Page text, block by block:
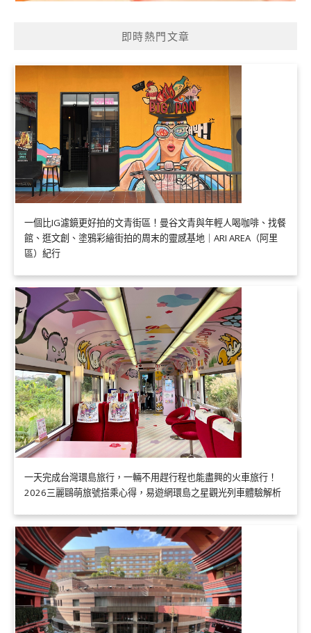
即時熱門文章
一個比IG濾鏡更好拍的文青街區！曼谷文青與年輕人喝咖啡、找餐
館、逛文創、塗鴉彩繪街拍的周末的靈感基地｜ARI AREA（阿里
區）紀行
一天完成台灣環島旅行，一輛不用趕行程也能盡興的火車旅行！
2026三麗鷗萌旅號搭乘心得，易遊網環島之星觀光列車體驗解析